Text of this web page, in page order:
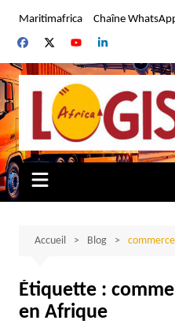
contenu
Maritimafrica Chaîne
Accueil Blog
Étiquette :
en Afrique